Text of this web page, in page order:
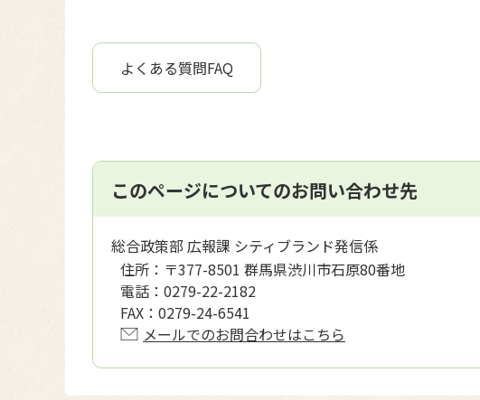
よくある質問FAQ
このページについてのお問い合わせ先
総合政策部 広報課 シティブランド発信係
住所： 〒377-8501 群馬県渋川市石原80番地
電話： 0279-22-2182
FAX： 0279-24-6541
メールでのお問合わせはこちら